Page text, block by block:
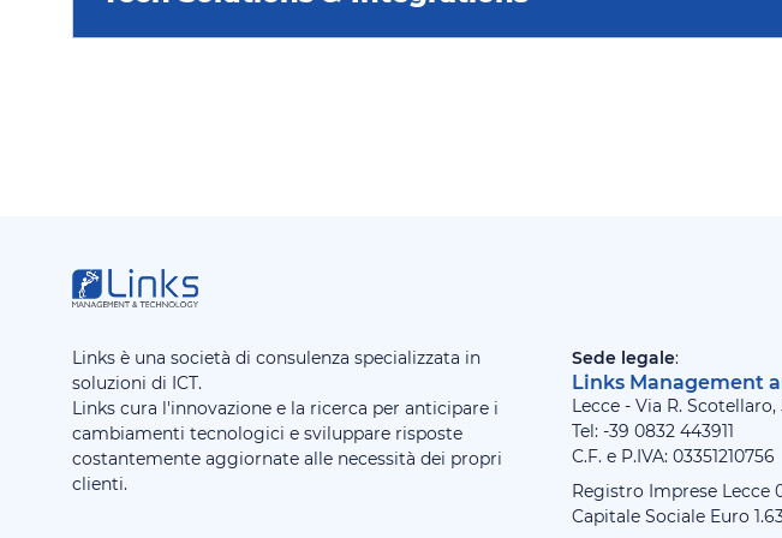
Links è una società di consulenza specializzata in
soluzioni di ICT.
Links cura l'innovazione e la ricerca per anticipare i
cambiamenti tecnologici e sviluppare risposte
costantemente aggiornate alle necessità dei propri
clienti.
Sede legale:
Links Management
Lecce - Via R. Scotellaro,
Tel: -39 0832 443911
C.F. e P.IVA: 03351210756
Registro Imprese Lecce
Capitale Sociale Euro